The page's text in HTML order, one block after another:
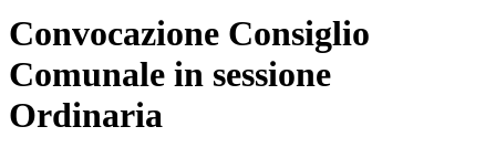
Convocazione Consiglio
Comunale in sessione
Ordinaria